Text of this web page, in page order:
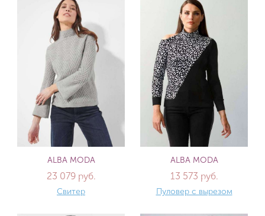
ALBA MODA
23 079 руб.
Свитер
ALBA MODA
13 573 руб.
Пуловер с вырезом